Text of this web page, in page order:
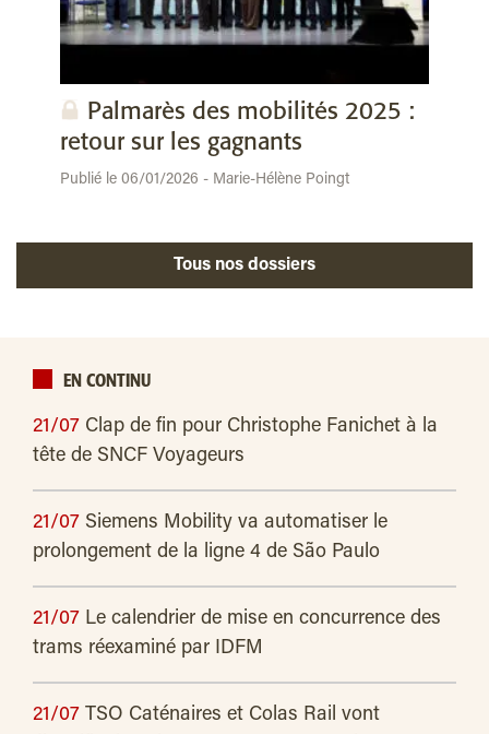
Palmarès des mobilités 2025 :
retour sur les gagnants
Publié le 06/01/2026 - Marie-Hélène Poingt
Tous nos dossiers
EN CONTINU
21/07 Clap de fin pour Christophe Fanichet à la
tête de SNCF Voyageurs
21/07 Siemens Mobility va automatiser le
prolongement de la ligne 4 de São Paulo
21/07 Le calendrier de mise en concurrence des
trams réexaminé par IDFM
21/07 TSO Caténaires et Colas Rail vont